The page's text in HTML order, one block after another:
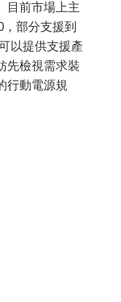
目前市場上主
部分支援到
以提供支援產
先檢視需求裝
行動電源規